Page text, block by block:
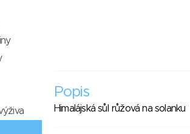
Popis
Himalájská sůl růžová na solanku